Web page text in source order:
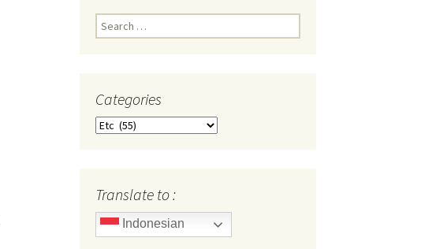
Search
for:
Categories
Categories
Translate to :
Indonesian